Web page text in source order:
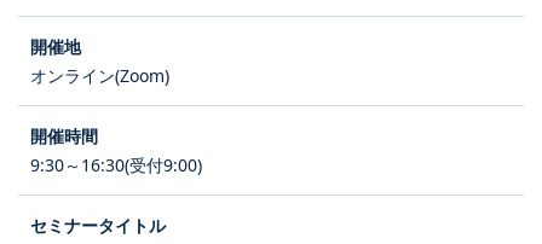
オンライン(Zoom)
9:30～16:30(受付9:00)